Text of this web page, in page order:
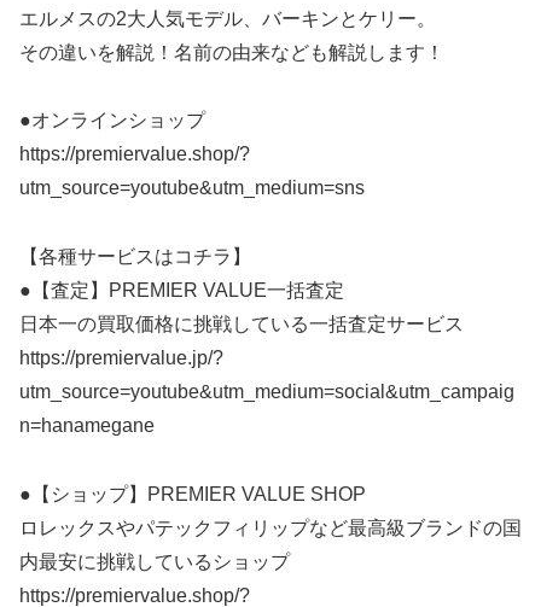
エルメスの2大人気モデル、バーキンとケリー。
その違いを解説！名前の由来なども解説します！
●オンラインショップ
https://premiervalue.shop/?
utm_source=youtube&utm_medium=sns
【各種サービスはコチラ】
●【査定】PREMIER VALUE一括査定
日本一の買取価格に挑戦している一括査定サービス
https://premiervalue.jp/?
utm_source=youtube&utm_medium=social&utm_campaig
n=hanamegane
●【ショップ】PREMIER VALUE SHOP
ロレックスやパテックフィリップなど最高級ブランドの国
内最安に挑戦しているショップ
https://premiervalue.shop/?